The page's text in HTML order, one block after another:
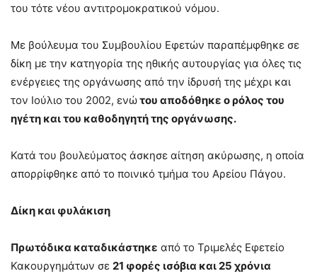
του τότε νέου αντιτρομοκρατικού νόμου.
Με βούλευμα του Συμβουλίου Εφετών παραπέμφθηκε σε
δίκη με την κατηγορία της ηθικής αυτουργίας για όλες τις
ενέργειες της οργάνωσης από την ίδρυσή της μέχρι και
τον Ιούλιο του 2002, ενώτου αποδόθηκε ο ρόλος του
ηγέτη και του καθοδηγητή της οργάνωσης.
Κατά του βουλεύματος άσκησε αίτηση ακύρωσης, η οποία
απορρίφθηκε από το ποινικό τμήμα του Αρείου Πάγου.
Δίκη και φυλάκιση
Πρωτόδικα καταδικάστηκε από το Τριμελές Εφετείο
Κακουργημάτων σε 21 φορές ισόβια και 25 χρόνια